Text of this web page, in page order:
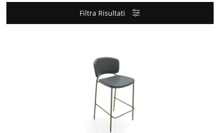
Filtra Risultati